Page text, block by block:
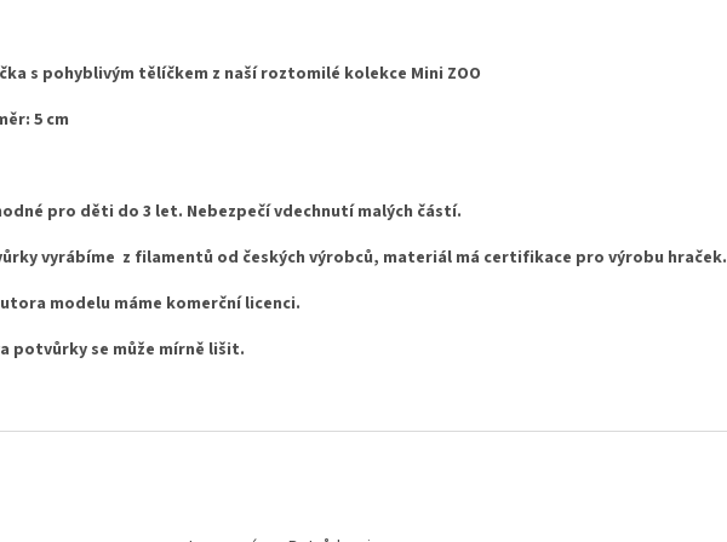
s pohyblivým tělíčkem z naší roztomilé kolekce Mini ZOO
5 cm
pro děti do 3 let. Nebezpečí vdechnutí malých částí.
vyrábíme z filamentů od českých výrobců, materiál má certifikace pro výrobu hraček.
modelu máme komerční licenci.
potvůrky se může mírně lišit.